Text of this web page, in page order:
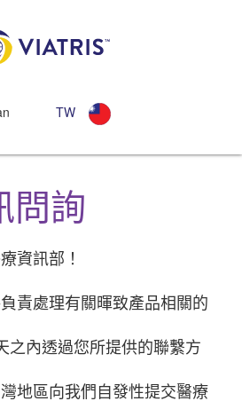
TW
問詢
資訊部！
責處理有關暉致產品相關的
之內透過您所提供的聯繫方
地區向我們自發性提交醫療